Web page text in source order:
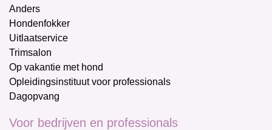
Anders
Hondenfokker
Uitlaatservice
Trimsalon
Op vakantie met hond
Opleidingsinstituut voor professionals
Dagopvang
Voor bedrijven en professionals